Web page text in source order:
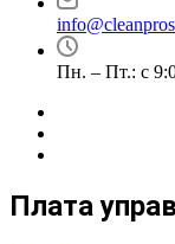
Пн. – Пт.: с
Плата